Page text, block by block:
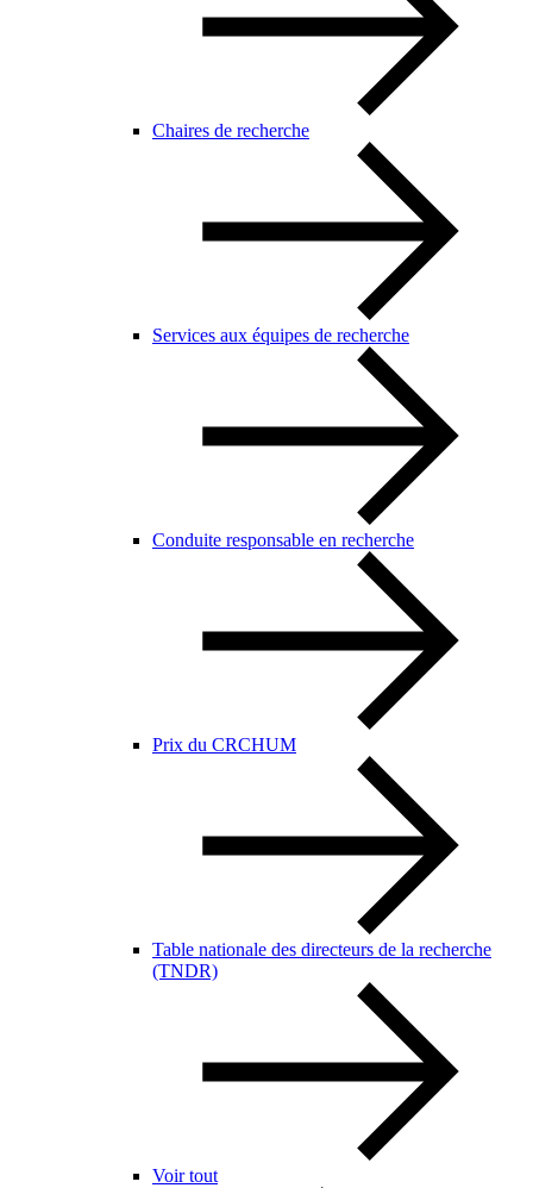
Chaires de recherche
Services aux équipes de recherche
Conduite responsable en recherche
Prix du CRCHUM
Table nationale des directeurs de la recherche
(TNDR)
Voir tout